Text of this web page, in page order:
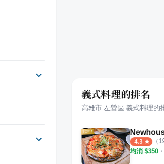
義式料理的排名
高雄市 左營區 義式料理的
4.3 （
均消 $350 ・